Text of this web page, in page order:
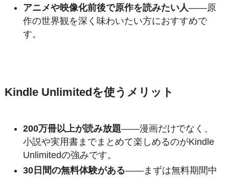
アニメや映像化前後で原作を読みたい人——原
作の世界観を深く味わいたい方におすすめで
す。
Kindle Unlimitedを使うメリット
200万冊以上が読み放題——漫画だけでなく、
小説や実用書までまとめて楽しめるのがKindle
Unlimitedの強みです。
30日間の無料体験がある——まずは無料期間中